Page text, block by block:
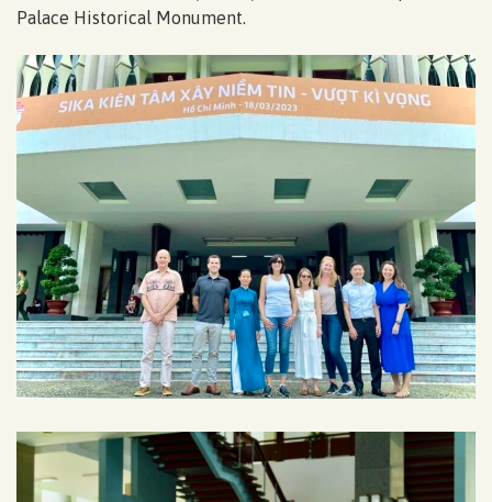
Palace Historical Monument.